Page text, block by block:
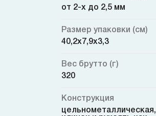
от 2-х до 2,5 мм
Размер упаковки (см)
40,2x7,9x3,3
Вес брутто (г)
320
Конструкция
цельнометаллическая,